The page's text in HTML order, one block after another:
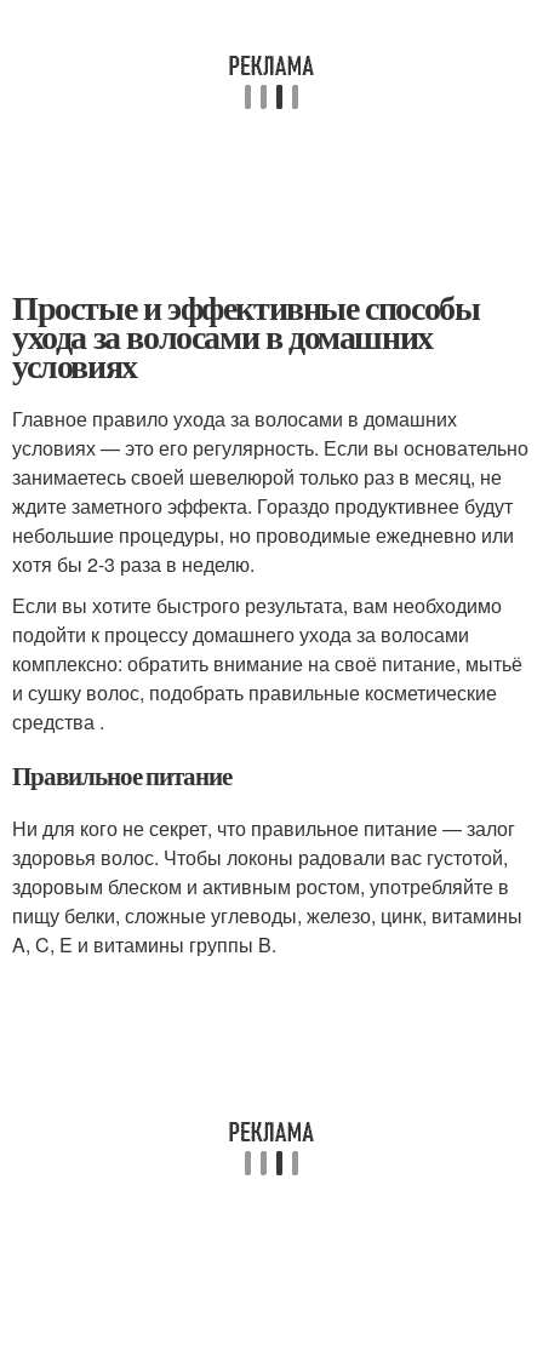
Простые и эффективные способы
ухода за волосами в домашних
условиях
Главное правило ухода за волосами в домашних
условиях — это его регулярность. Если вы основательно
занимаетесь своей шевелюрой только раз в месяц, не
ждите заметного эффекта. Гораздо продуктивнее будут
небольшие процедуры, но проводимые ежедневно или
хотя бы 2-3 раза в неделю.
Если вы хотите быстрого результата, вам необходимо
подойти к процессу домашнего ухода за волосами
комплексно: обратить внимание на своё питание, мытьё
и сушку волос, подобрать правильные косметические
средства .
Правильное питание
Ни для кого не секрет, что правильное питание — залог
здоровья волос. Чтобы локоны радовали вас густотой,
здоровым блеском и активным ростом, употребляйте в
пищу белки, сложные углеводы, железо, цинк, витамины
A, C, E и витамины группы B.